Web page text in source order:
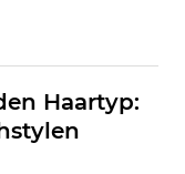
Haartyp: